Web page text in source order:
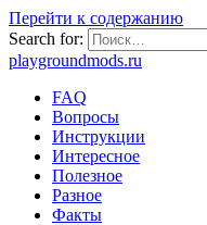
Перейти к содержанию
Search for:
playgroundmods.ru
FAQ
Вопросы
Инструкции
Интересное
Полезное
Разное
Факты